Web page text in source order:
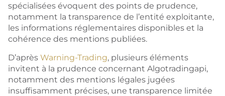
spécialisées évoquent des points de prudence,
notamment la transparence de l’entité exploitante,
les informations réglementaires disponibles et la
cohérence des mentions publiées.
D’après Warning-Trading, plusieurs éléments
invitent à la prudence concernant Algotradingapi,
notamment des mentions légales jugées
insuffisamment précises, une transparence limitée